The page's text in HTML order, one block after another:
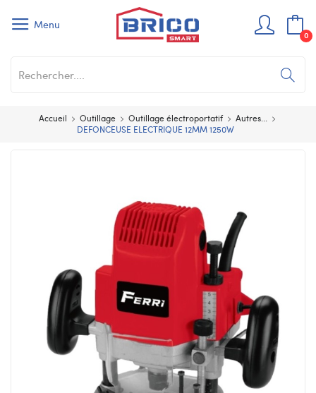
Menu
0
Accueil Outillage Outillage électroportatif
Autres...
DEFONCEUSE ELECTRIQUE 12MM 1250W